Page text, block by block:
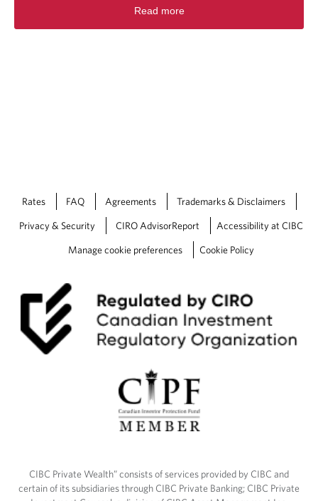
Read more
Rates FAQ Agreements Trademarks & Disclaimers
Privacy & Security CIRO AdvisorReport Accessibility at CIBC
Manage cookie preferences Cookie Policy
CIBC Private Wealth” consists of services provided by CIBC and
certain of its subsidiaries through CIBC Private Banking; CIBC Private